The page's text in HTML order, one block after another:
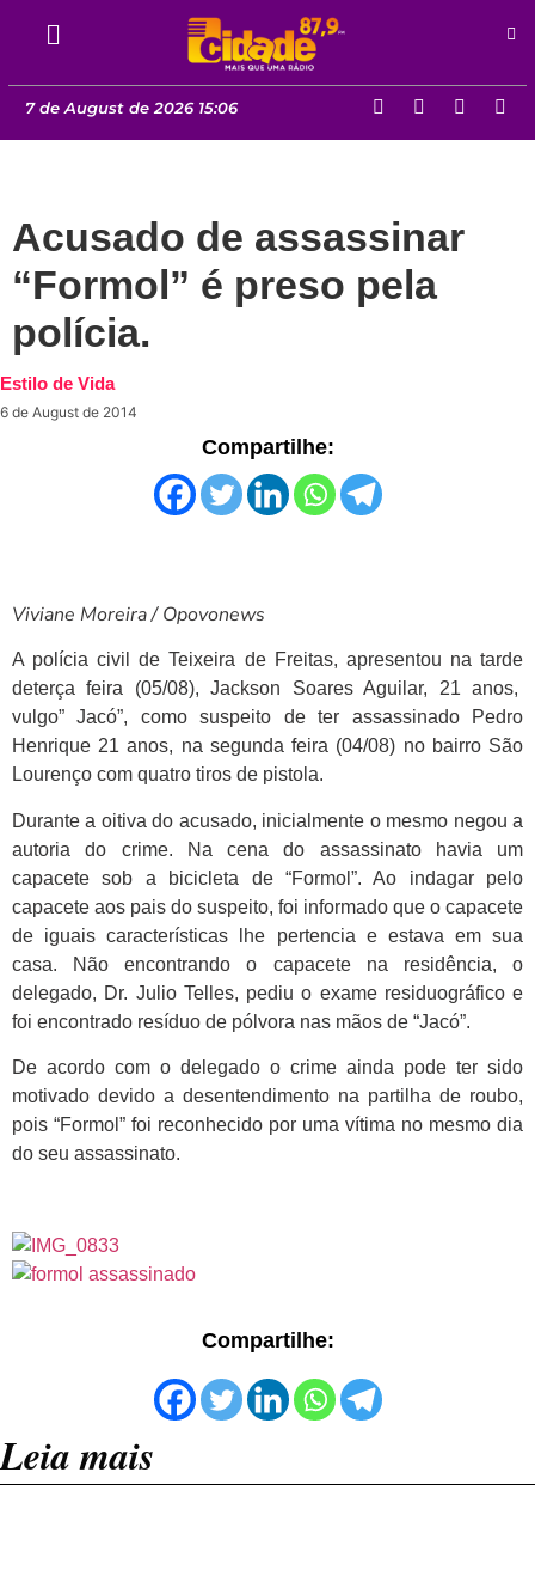
7 de August de 2026 15:06
Acusado de assassinar
“Formol” é preso pela
polícia.
Estilo de Vida
6 de August de 2014
Compartilhe:
Viviane Moreira / Opovonews
A polícia civil de Teixeira de Freitas, apresentou na tarde
deterça feira (05/08), Jackson Soares Aguilar, 21 anos,
vulgo” Jacó”, como suspeito de ter assassinado Pedro
Henrique 21 anos, na segunda feira (04/08) no bairro São
Lourenço com quatro tiros de pistola.
Durante a oitiva do acusado, inicialmente o mesmo negou a
autoria do crime. Na cena do assassinato havia um
capacete sob a bicicleta de “Formol”. Ao indagar pelo
capacete aos pais do suspeito, foi informado que o capacete
de iguais características lhe pertencia e estava em sua
casa. Não encontrando o capacete na residência, o
delegado, Dr. Julio Telles, pediu o exame residuográfico e
foi encontrado resíduo de pólvora nas mãos de “Jacó”.
De acordo com o delegado o crime ainda pode ter sido
motivado devido a desentendimento na partilha de roubo,
pois “Formol” foi reconhecido por uma vítima no mesmo dia
do seu assassinato.
Compartilhe:
Leia mais